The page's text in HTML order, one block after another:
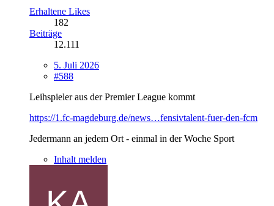
Erhaltene Likes
182
Beiträge
12.111
5. Juli 2026
#588
Leihspieler aus der Premier League kommt
https://1.fc-magdeburg.de/news…fensivtalent-fuer-den-fcm
Jedermann an jedem Ort - einmal in der Woche Sport
Inhalt melden